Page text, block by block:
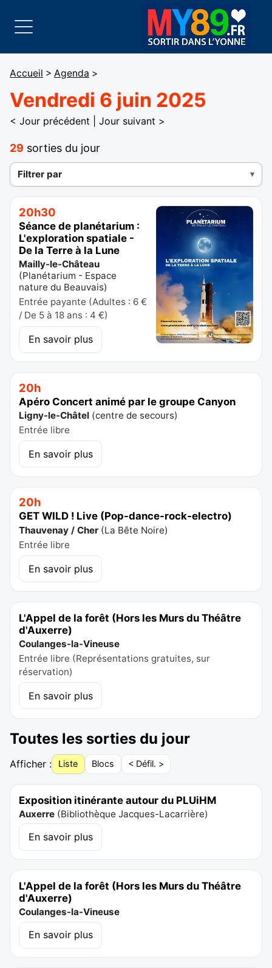
Accueil > Agenda >
Vendredi 6 juin 2025
< Jour précédent Jour suivant >
29 sorties du jour
Filtrer par
20h30
Séance de planétarium :
L'exploration spatiale -
De la Terre à la Lune
Mailly-le-Château
(Planétarium - Espace
nature du Beauvais)
Entrée payante (Adultes : 6 €
/ De 5 à 18 ans : 4 €)
En savoir plus
20h
Apéro Concert animé par le groupe Canyon
Ligny-le-Châtel (centre de secours)
Entrée libre
En savoir plus
20h
GET WILD ! Live (Pop-dance-rock-electro)
Thauvenay / Cher (La Bête Noire)
Entrée libre
En savoir plus
L'Appel de la forêt (Hors les Murs du Théâtre
d'Auxerre)
Coulanges-la-Vineuse
Entrée libre (Représentations gratuites, sur
réservation)
En savoir plus
Toutes les sorties du jour
Afficher : Liste Blocs < Défil. >
Exposition itinérante autour du PLUiHM
Auxerre (Bibliothèque Jacques-Lacarrière)
En savoir plus
L'Appel de la forêt (Hors les Murs du Théâtre
d'Auxerre)
Coulanges-la-Vineuse
En savoir plus